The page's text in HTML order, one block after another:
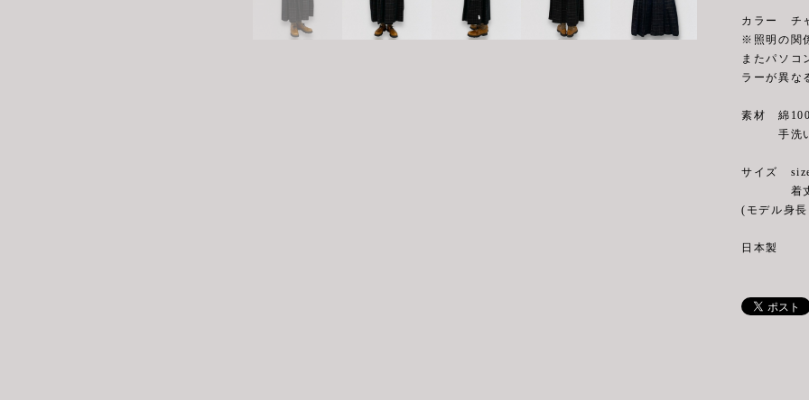
カラー チ
※照明の関
またパソコ
ラーが異な
素材 綿
手洗い
サイズ
着丈
(モデル身
日本製